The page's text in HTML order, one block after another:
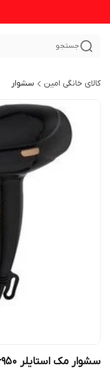
جستجو
کالای خانگی امین سشوار
سشوار مک استایلر MC-6950